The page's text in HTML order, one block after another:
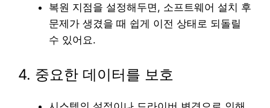
복원 지점을 설정해두면, 소프트웨어 설치 후
문제가 생겼을 때 쉽게 이전 상태로 되돌릴
수 있어요.
4. 중요한 데이터를 보호